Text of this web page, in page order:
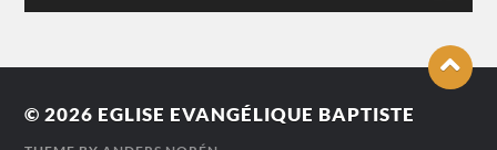
© 2026 EGLISE EVANGÉLIQUE BAPTISTE